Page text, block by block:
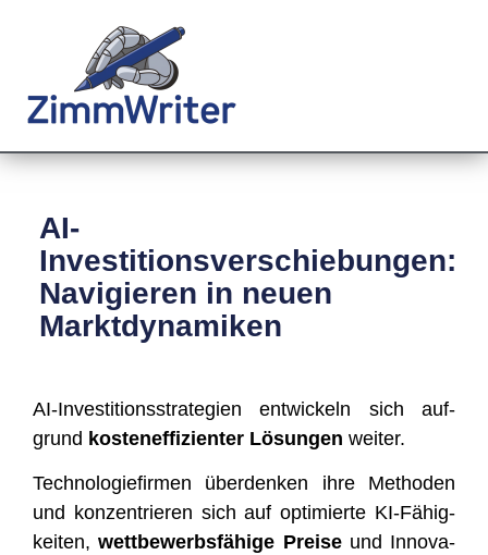
AI-
Investitionsverschiebungen:
Navigieren in neuen
Marktdynamiken
AI-Inves­ti­ti­ons­stra­te­gien ent­wi­ckeln sich auf­
grund kos­ten­ef­fi­zi­en­ter Lösun­gen weiter.
Tech­no­lo­gie­fir­men über­den­ken ihre Metho­den
und kon­zen­trie­ren sich auf opti­mier­te KI-Fähig­
kei­ten,wett­be­werbs­fä­hi­ge Prei­seund Inno­va­